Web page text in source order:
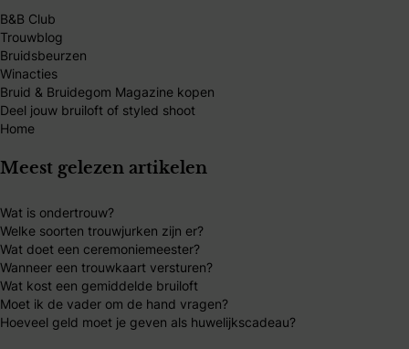
B&B Club
Trouwblog
Bruidsbeurzen
Winacties
Bruid & Bruidegom Magazine kopen
Deel jouw bruiloft of styled shoot
Home
Meest gelezen artikelen
Wat is ondertrouw?
Welke soorten trouwjurken zijn er?
Wat doet een ceremoniemeester?
Wanneer een trouwkaart versturen?
Wat kost een gemiddelde bruiloft
Moet ik de vader om de hand vragen?
Hoeveel geld moet je geven als huwelijkscadeau?